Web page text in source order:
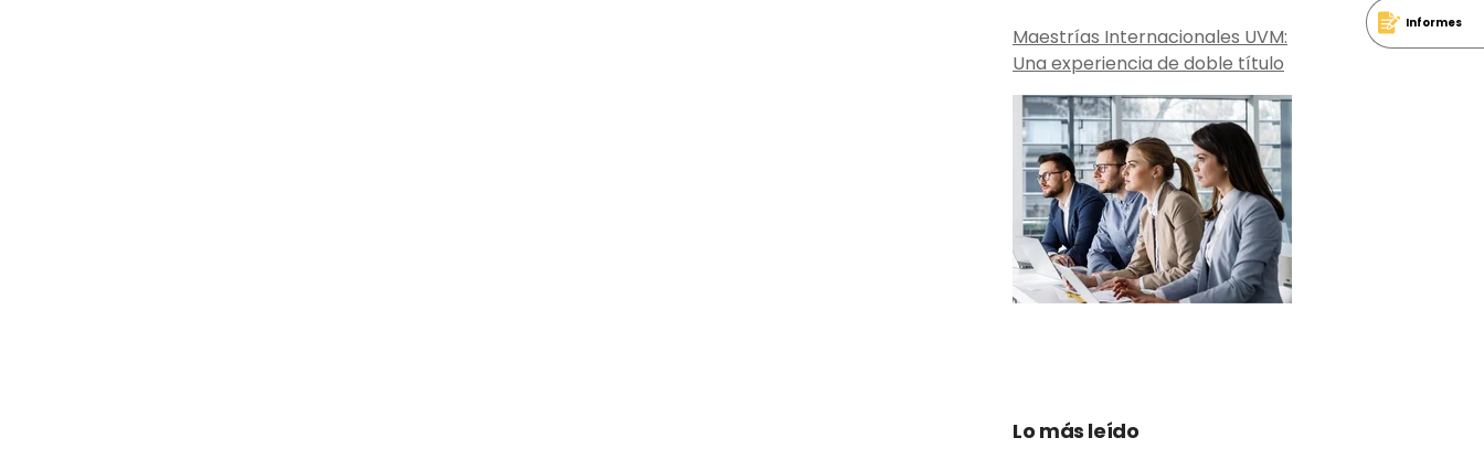
Informes
Maestrías Internacionales UVM:
Una experiencia de doble título
Lo más leído